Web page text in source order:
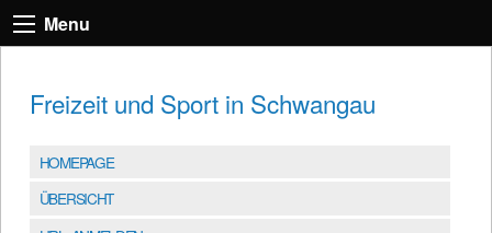
Menu
Freizeit und Sport in Schwangau
HOMEPAGE
ÜBERSICHT